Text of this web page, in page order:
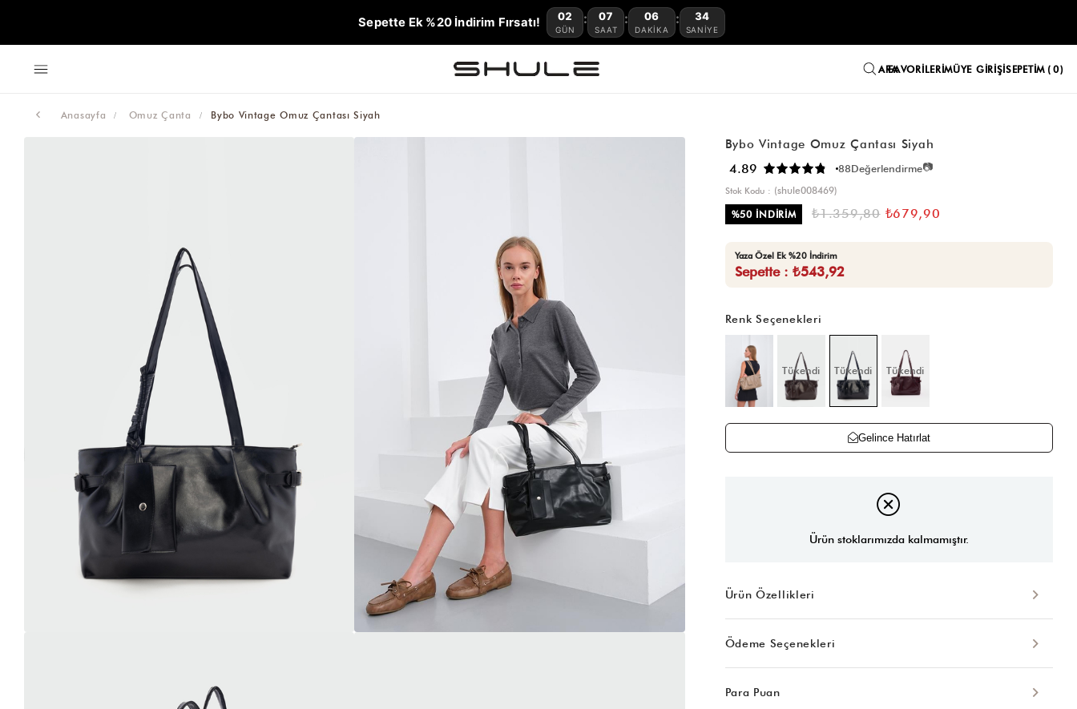
Sepette Ek %20 İndirim Fırsatı! 02
GÜN
: 07
SAAT
: 06
DAKIKA
: 33
SANIYE
FAVORILERIMÜYE GIRIŞISEPETIM 0
Anasayfa Omuz Çanta Bybo Vintage Omuz Çantası Siyah
Bybo Vintage Omuz Çantası Siyah
4.89 88Değerlendirme📷
Stok Kodu
(shule008469)
%50İNDIRIM ₺1.359,80 ₺679,90
Yaza Özel Ek %20 İndirim
Sepette : ₺543,92
Renk Seçenekleri
Tükendi Tükendi Tükendi
Gelince Hatırlat
Ürün stoklarımızda kalmamıştır.
Ürün Özellikleri
Ödeme Seçenekleri
Para Puan